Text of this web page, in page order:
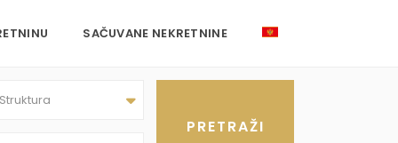
SAČUVANE NEKRETNINE
Struktura